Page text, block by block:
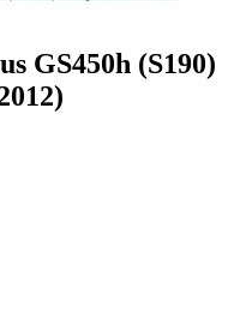
GS450h (S190)